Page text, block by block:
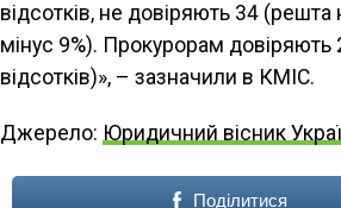
відсотків, не довіряють 34
мінус 9%). Прокурорам довіряють
відсотків)», – зазначили в КМІС.
Джерело: Юридичний вісник
Поділитися